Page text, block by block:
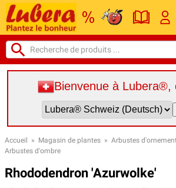
Bienvenue à Lubera®,
Accueil » Magasin de plantes » Arbustes
Arbustes d'ombre
Rhododendron 'Azurwolke'